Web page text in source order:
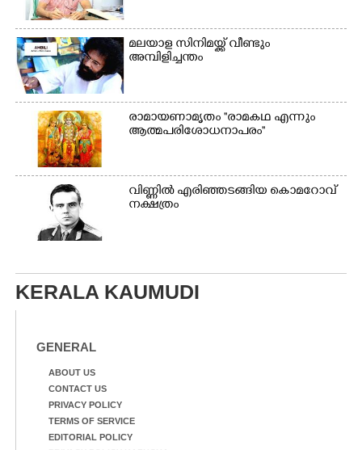
മലയാള സിനിമയ്ക്ക് വീണ്ടും
അമ്പിളിച്ചന്തം
രാമായണാമൃതം ''രാമകഥ എന്നും
ആത്മപരിശോധനാപരം''
വി​ണ്ണി​ൽ​ ​എ​രി​ഞ്ഞ​ട​ങ്ങിയ കൊ​മ​റോ​വ് ​
ന​ക്ഷ​ത്രം
KERALA KAUMUDI
GENERAL
ABOUT US
CONTACT US
PRIVACY POLICY
TERMS OF SERVICE
EDITORIAL POLICY